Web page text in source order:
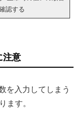
認する
注意
を入力してしまう
ます。